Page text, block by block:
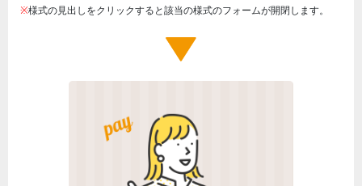
※様式の見出しをクリックすると該当の様式のフォームが開閉します。